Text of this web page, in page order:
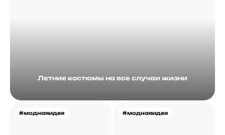
Летние костюмы на все случаи жизни
#моднаяидея #моднаяидея